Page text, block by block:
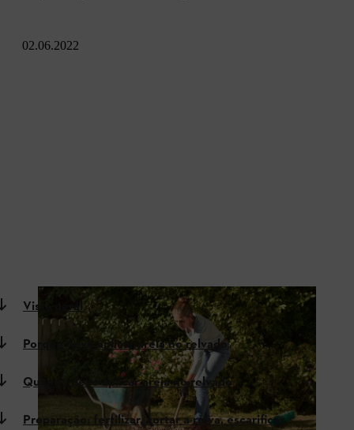
02.06.2022
Vista geral
Porque deve aplicar areia no relvado
Quando deve aplicar areia no relvado
Preparação: fertilizar, cortar a relva, escarificar